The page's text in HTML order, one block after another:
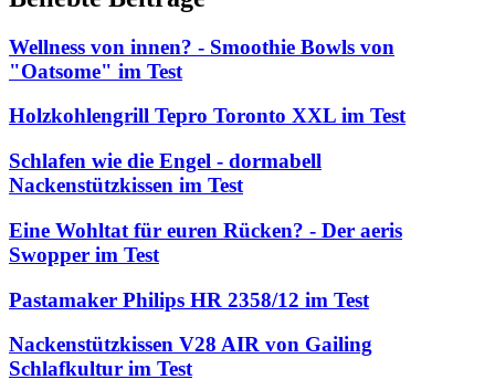
Wellness von innen? - Smoothie Bowls von
"Oatsome" im Test
Holzkohlengrill Tepro Toronto XXL im Test
Schlafen wie die Engel - dormabell
Nackenstützkissen im Test
Eine Wohltat für euren Rücken? - Der aeris
Swopper im Test
Pastamaker Philips HR 2358/12 im Test
Nackenstützkissen V28 AIR von Gailing
Schlafkultur im Test